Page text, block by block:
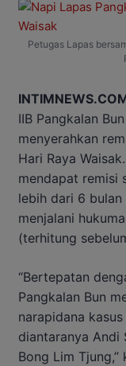
Petugas Lapas
IIB Pangkalan
menyerahkan
Hari Raya
mendapat remisi
lebih dari 6
menjalani
(terhitung
“Bertepatan
Pangkalan Bun
narapidana
diantaranya Andi
Bong Lim Tjung,”